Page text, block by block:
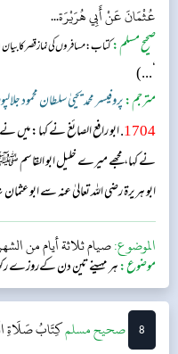
عُثْمَانَ عَنْ أَبِي هُرَيْرَة...
صحیح مسلم:کتاب: مسافرو ں کی نماز قصر کا بیان
‘...)
مترجم:پروفیسر محمد یحییٰ سلطان محمود
1704 . ابو رافع الصائغ نے کہا: میں
نے کہا، مجھے میرے خلیل ابو
ابو ہریرۃ رضی اللہ تعالیٰ عنہ سے ابو
الموضوع:صيام ثلاثة أيام من
موضوع:ہر مہینے تین دن کےروزے
8 ‌صحيح مسلمكِتَابُ صَلَاةِ